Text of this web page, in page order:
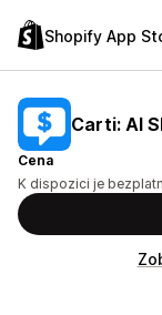
Shopify App
Carti: AI
Cena
K dispozici je